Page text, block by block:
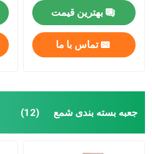
بهترین قیمت
تماس با ما
جعبه بسته بندی شمع (12)